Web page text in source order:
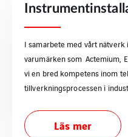
I samarbete med vårt
varumärken som Actemium,
vi en bred kompetens inom
tillverkningsprocessen i
Läs mer